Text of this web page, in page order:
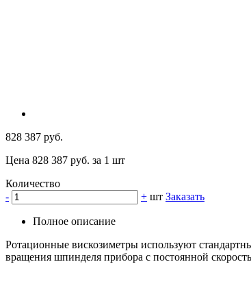
828 387 руб.
Цена 828 387 руб. за 1 шт
Количество
-
+ шт Заказать
Полное описание
Ротационные вискозиметры используют
вращения шпинделя прибора с постоянной